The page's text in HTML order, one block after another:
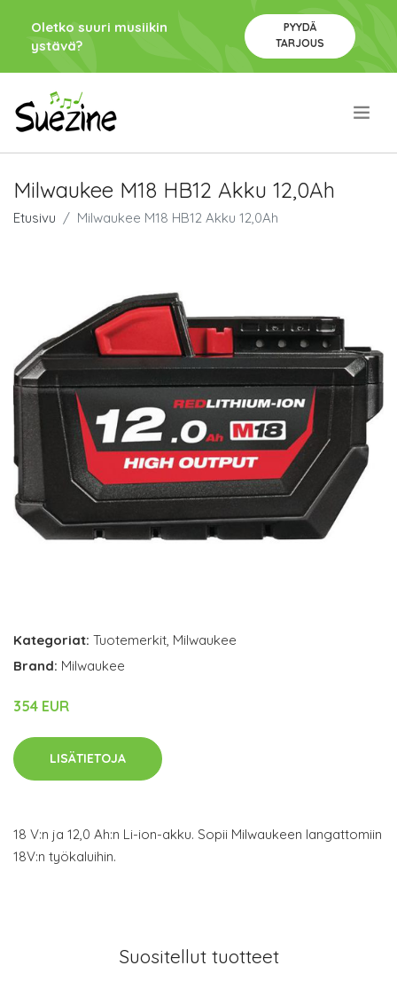
Oletko suuri musiikin
ystävä?
PYYDÄ
TARJOUS
Milwaukee M18 HB12 Akku 12,0Ah
Etusivu Milwaukee M18 HB12 Akku 12,0Ah
Kategoriat: Tuotemerkit, Milwaukee
Brand: Milwaukee
354 EUR
LISÄTIETOJA
18 V:n ja 12,0 Ah:n Li-ion-akku. Sopii Milwaukeen langattomiin
18V:n työkaluihin.
Suositellut tuotteet